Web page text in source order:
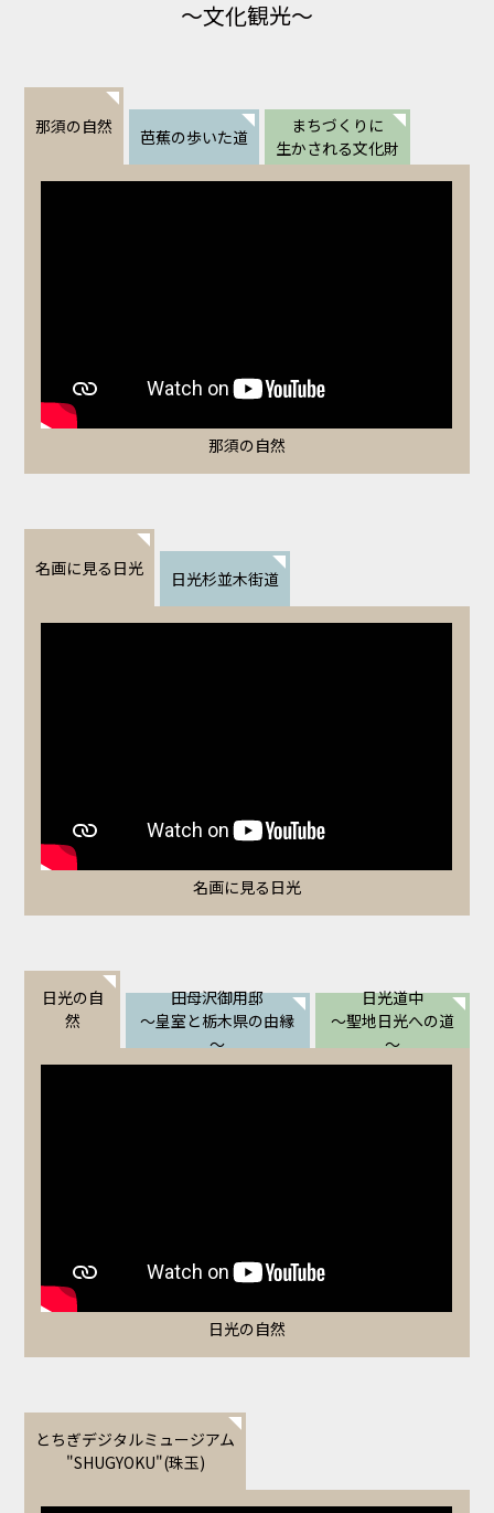
～文化観光～
那須の自然 芭蕉の歩いた道
まちづくりに
生かされる文化財
那須の自然
名画に見る日光 日光杉並木街道
名画に見る日光
日光の自
然
田母沢御用邸
～皇室と栃木県の由縁
～
日光道中
～聖地日光への道
～
日光の自然
とちぎデジタルミュージアム
"SHUGYOKU"(珠玉)